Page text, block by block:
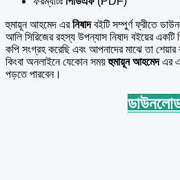
হুমায়ূন আহমেদ এরনিষাদবইটি সম্পুর্ণ ফ্রীতে
আলি সিরিজের রহস্য উপন্যাস নিষাদ বইয়ের
কপি সংগ্রহ করেছি এবং আপনাদের মাঝে তা
কিংবা অনলাইনে যেকোন সময়হুমায়ূন আহমেদএর
পড়তে পারবেন।